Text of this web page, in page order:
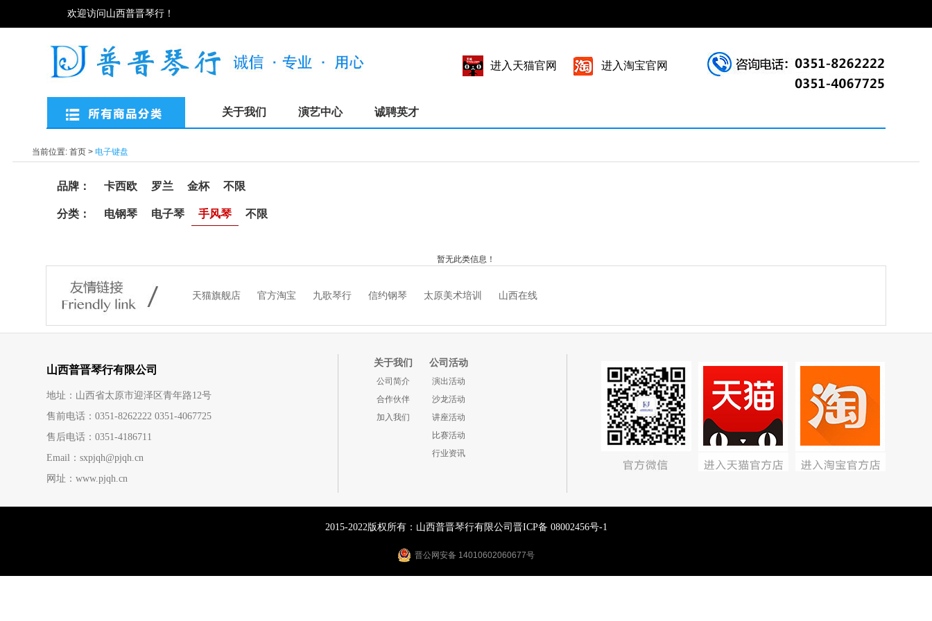
欢迎访问山西普晋琴行！
进入淘宝官网
进入天猫官网
关于我们 演艺中心 诚聘英才
当前位置: 首页 > 电子键盘
品牌： 卡西欧 罗兰 金杯 不限
分类： 电钢琴 电子琴 手风琴 不限
暂无此类信息！
天猫旗舰店 官方淘宝 九歌琴行 信约钢琴 太原美术培训 山西在线
山西普晋琴行有限公司
地址：山西省太原市迎泽区青年路12号
售前电话：0351-8262222 0351-4067725
售后电话：0351-4186711
Email：sxpjqh@pjqh.cn
网址：www.pjqh.cn
关于我们
公司简介
合作伙伴
加入我们
公司活动
演出活动
沙龙活动
讲座活动
比赛活动
行业资讯
2015-2022版权所有：山西普晋琴行有限公司 晋ICP备 08002456号-1
晋公网安备 14010602060677号